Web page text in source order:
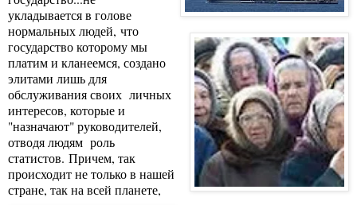
укладывается в голове
нормальных людей, что
государство которому мы
платим и кланеемся, создано
элитами лишь для
обслуживания своих личных
интересов, которые и
"назначают" руководителей,
отводя людям роль
статистов. Причем, так
происходит не только в нашей
стране, так на всей планете,